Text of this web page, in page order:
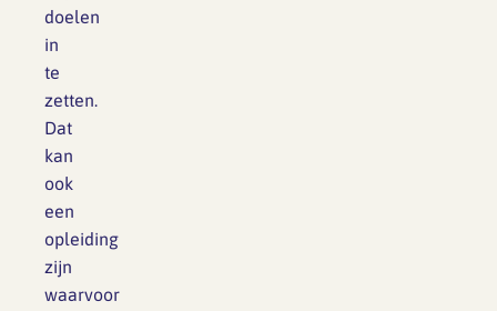
doelen
in
te
zetten.
Dat
kan
ook
een
opleiding
zijn
waarvoor